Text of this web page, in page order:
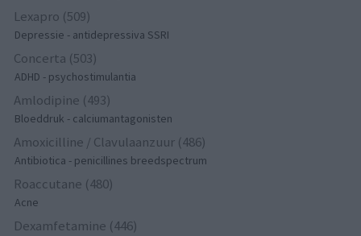
Lexapro (509)
Depressie - antidepressiva SSRI
Concerta (503)
ADHD - psychostimulantia
Amlodipine (493)
Bloeddruk - calciumantagonisten
Amoxicilline / Clavulaanzuur (486)
Antibiotica - penicillines breedspectrum
Roaccutane (480)
Acne
Dexamfetamine (446)